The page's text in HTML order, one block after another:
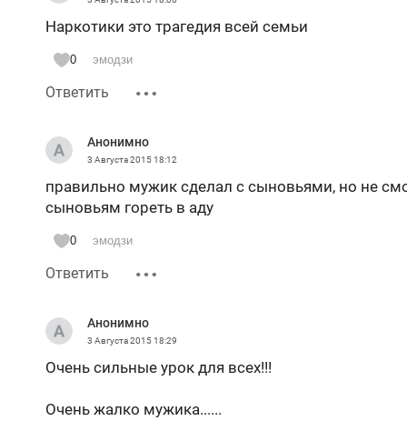
Наркотики это трагедия всей семьи
0 эмодзи
Ответить
Анонимно
3 Августа 201518:12
правильно мужик сделал с сыновьями, но не
сыновьям гореть в аду
0 эмодзи
Ответить
Анонимно
3 Августа 201518:29
Очень сильные урок для всех!!!
Очень жалко мужика......